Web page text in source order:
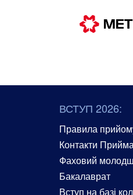
ВСТУП 2026:
Правила
Контакти
Фаховий
Бакалаврат
Вступ на базі